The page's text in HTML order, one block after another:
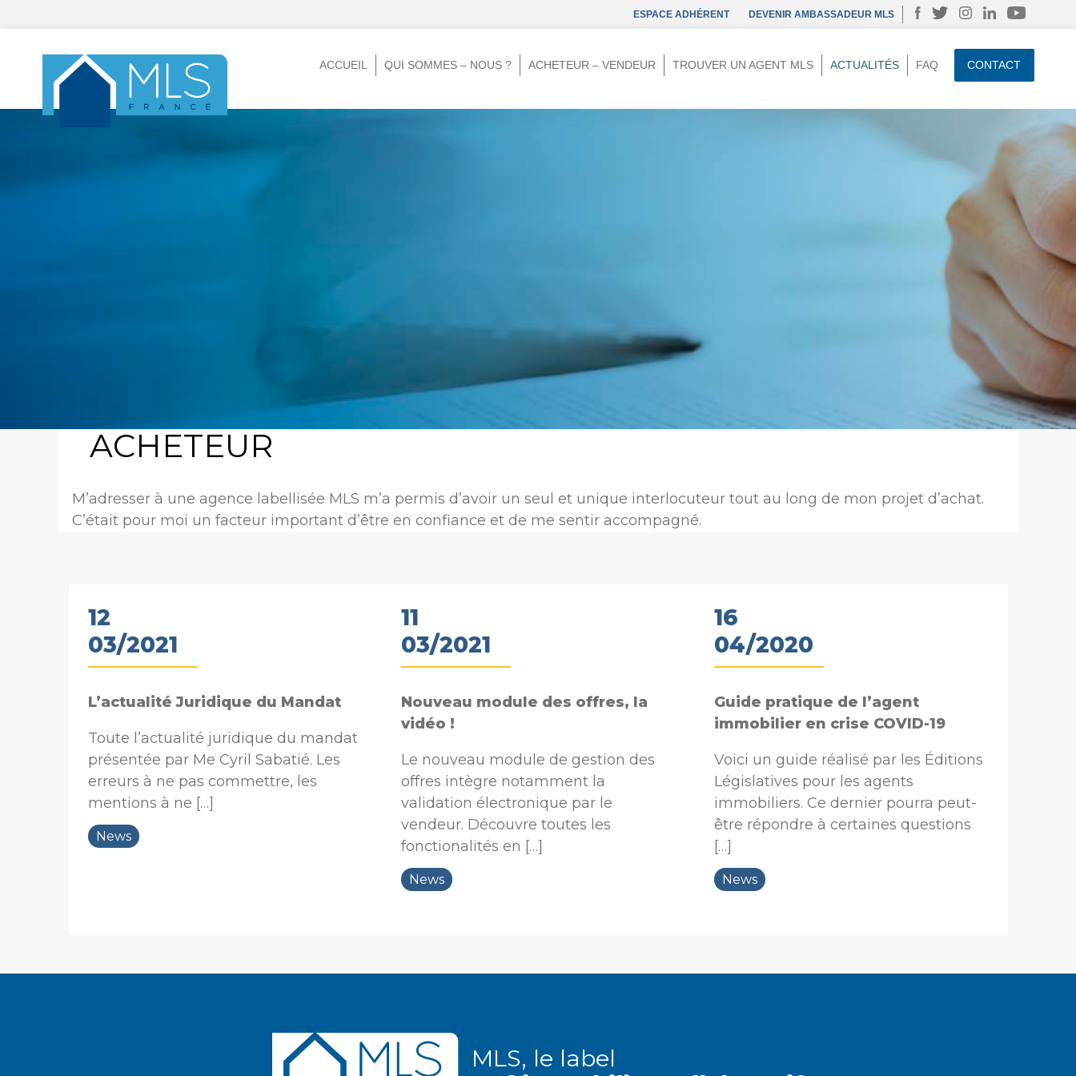
ESPACE ADHÉRENT DEVENIR AMBASSADEUR MLS
ACCUEIL QUI SOMMES – NOUS ? ACHETEUR – VENDEUR TROUVER UN AGENT MLS ACTUALITÉS FAQ CONTACT
ACHETEUR
M’adresser à une agence labellisée MLS m’a permis d’avoir un seul et unique interlocuteur tout au long de mon projet d’achat.
C’était pour moi un facteur important d’être en confiance et de me sentir accompagné.
12
03/2021
L’actualité Juridique du Mandat
Toute l’actualité juridique du mandat
présentée par Me Cyril Sabatié. Les
erreurs à ne pas commettre, les
mentions à ne […]
News
11
03/2021
Nouveau module des offres, la
vidéo !
Le nouveau module de gestion des
offres intègre notamment la
validation électronique par le
vendeur. Découvre toutes les
fonctionalités en […]
News
16
04/2020
Guide pratique de l’agent
immobilier en crise COVID-19
Voici un guide réalisé par les Éditions
Législatives pour les agents
immobiliers. Ce dernier pourra peut-
être répondre à certaines questions
[…]
News
MLS, le label